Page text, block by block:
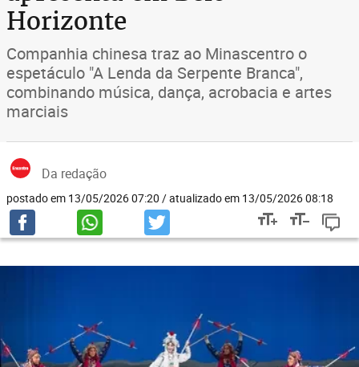
Horizonte
Companhia chinesa traz ao Minascentro o
espetáculo "A Lenda da Serpente Branca",
combinando música, dança, acrobacia e artes
marciais
Da redação
postado em 13/05/2026 07:20 / atualizado em 13/05/2026 08:18